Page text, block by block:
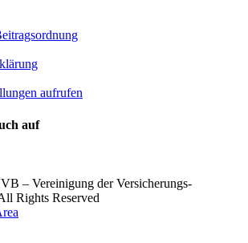
aufrufen
auf
– Vereinigung der Versicherungs-
Rights Reserved